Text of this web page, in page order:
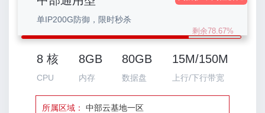
单IP200G防御，限时秒杀
剩余78.67%
8 核
CPU
8GB
内存
80GB
数据盘
15M/150M
上行/下行带宽
所属区域： 中部云基地一区